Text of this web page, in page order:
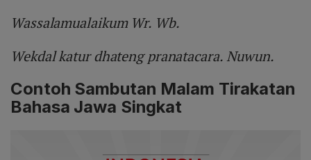
Wassalamualaikum Wr. Wb.
Wekdal katur dhateng pranatacara. Nuwun.
Contoh Sambutan Malam Tirakatan
Bahasa Jawa Singkat